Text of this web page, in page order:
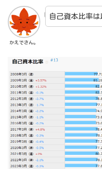
かえでさん。
自己資本比率は